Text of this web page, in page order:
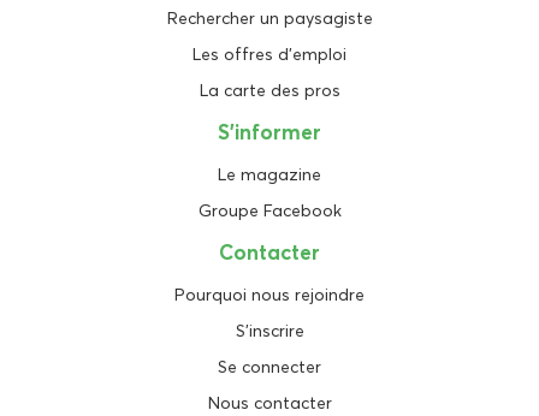
Rechercher un paysagiste
Les offres d'emploi
La carte des pros
S'informer
Le magazine
Groupe Facebook
Contacter
Pourquoi nous rejoindre
S'inscrire
Se connecter
Nous contacter